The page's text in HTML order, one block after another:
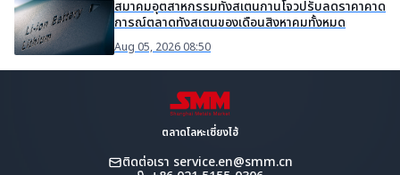
สมาคมอุตสาหกรรมทังสเตนกานโจวปรับลดราคาคาด
การณ์ตลาดทังสเตนของเดือนสิงหาคมทั้งหมด
Aug 05, 2026 08:50
ตลาดโลหะเซี่ยงไฮ้
ติดต่อเรา service.en@smm.cn